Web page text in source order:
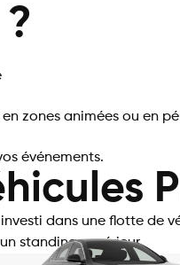
zones animées ou en
événements.
dans une flotte de
standing supérieur.